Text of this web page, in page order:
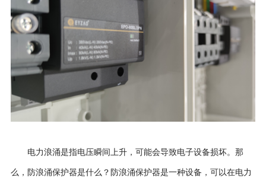
电力浪涌是指电压瞬间上升，可能会导致电子设备损坏。那
么，防浪涌保护器是什么？防浪涌保护器是一种设备，可以在电力